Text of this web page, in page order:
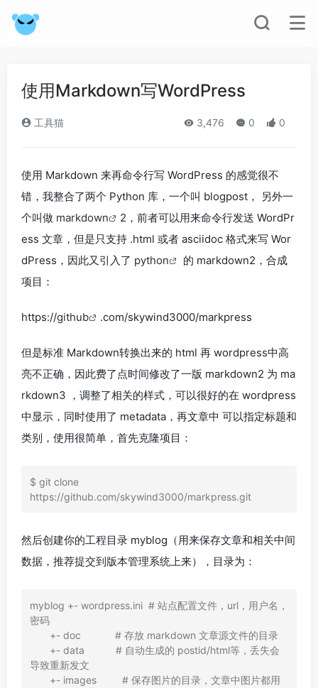
使用Markdown写WordPress
工具猫 3,476 0 0
使用 Markdown 来再命令行写 WordPress 的感觉很不
错，我整合了两个 Python 库，一个叫 blogpost， 另外一
个叫做 markdown
2，前者可以用来命令行发送 WordPr
ess 文章，但是只支持 .html 或者 asciidoc 格式来写 Wor
dPress，因此又引入了 python
的 markdown2，合成
项目：
https://github .com/skywind3000/markpress
但是标准 Markdown转换出来的 html 再 wordpress中高
亮不正确，因此费了点时间修改了一版 markdown2 为 ma
rkdown3 ，调整了相关的样式，可以很好的在 wordpress
中显示，同时使用了 metadata，再文章中 可以指定标题和
类别，使用很简单，首先克隆项目：
$ git clone
https://github.com/skywind3000/markpress.git
然后创建你的工程目录 myblog（用来保存文章和相关中间
数据，推荐提交到版本管理系统上来），目录为：
myblog +- wordpress.ini  # 站点配置文件，url，用户名，
密码
导致重新发文